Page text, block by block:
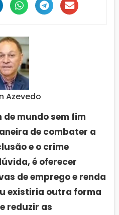
Azevedo
de mundo sem fim
de combater a
e o crime
é oferecer
de emprego e renda
existiria outra forma
reduzir as